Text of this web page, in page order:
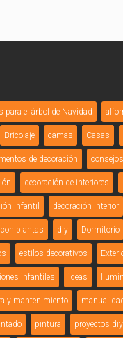
para el árbol de Navidad
Bricolaje camas Casas
de decoración
decoración de interiores
Infantil decoración interior
con plantas diy Dormitorio
estilos decorativos
infantiles ideas
y mantenimiento
pintura proyectos diy